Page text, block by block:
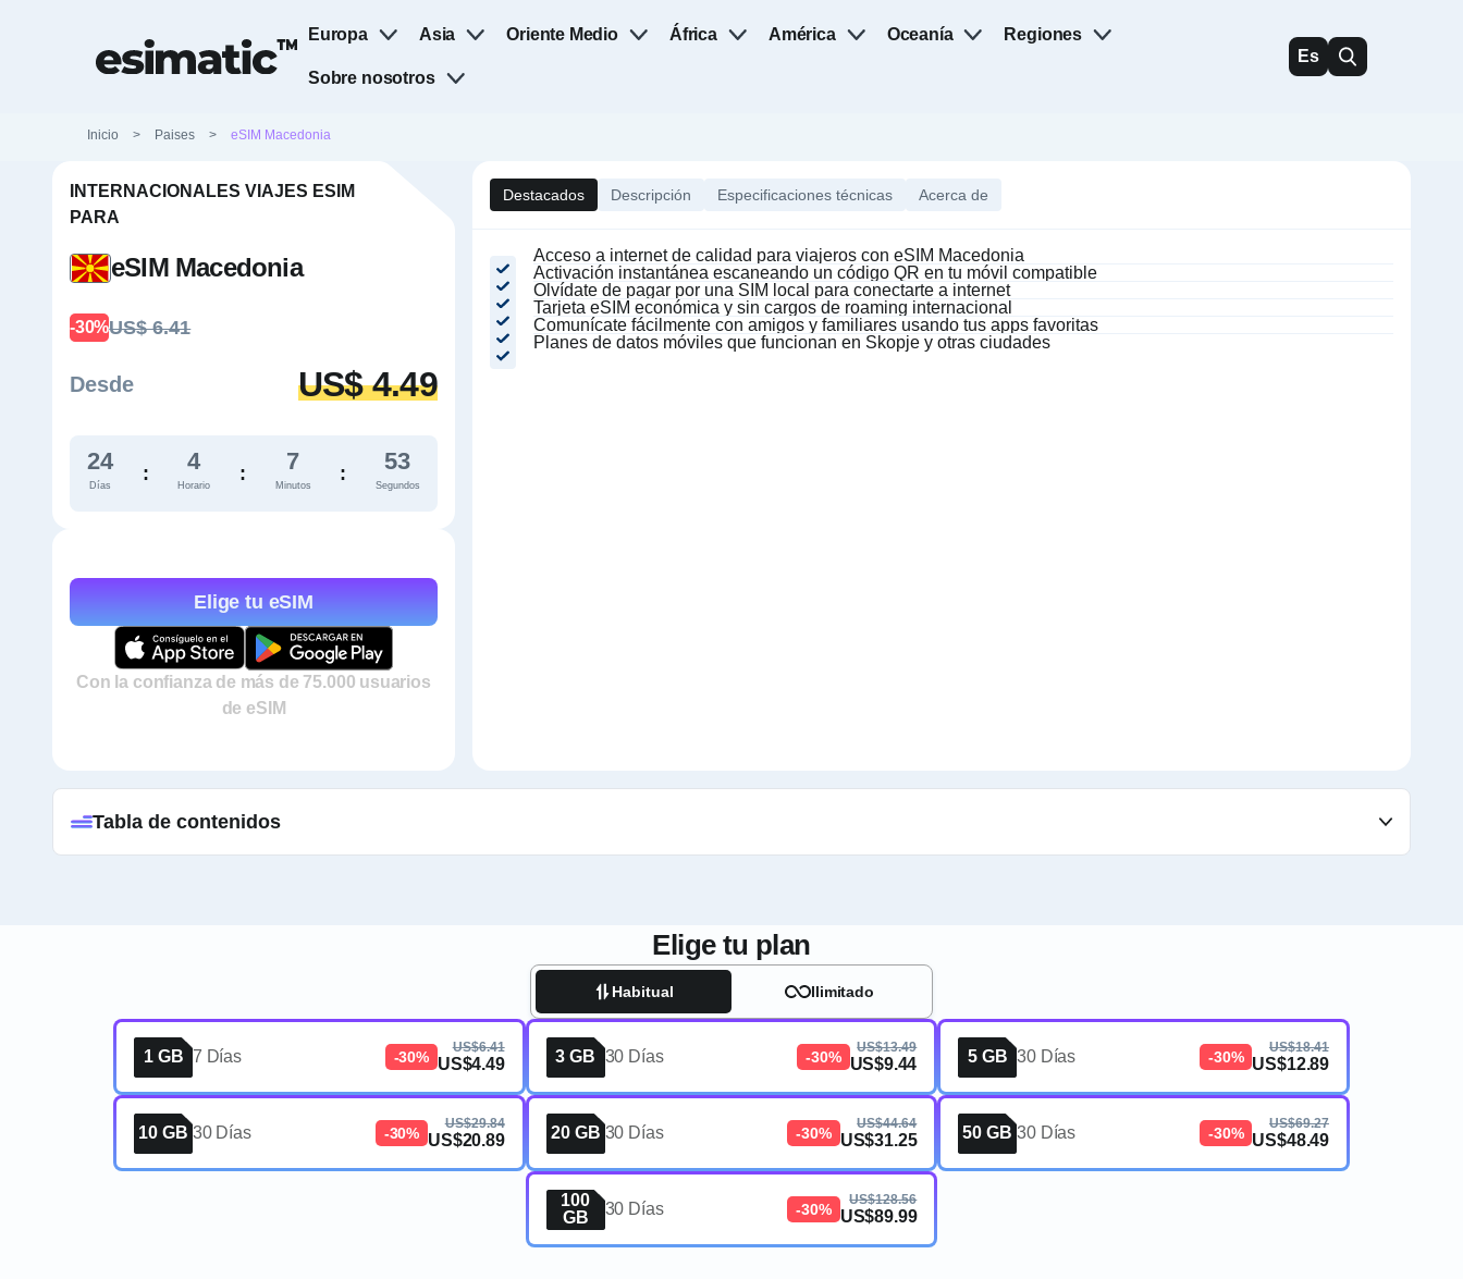
Europa Asia Oriente Medio África América Oceanía Regiones
Sobre nosotros
Es
Inicio > Paises > eSIM Macedonia
INTERNACIONALES VIAJES ESIM
PARA
eSIM Macedonia
-30%US$ 6.41
Desde US$ 4.49
24
Días
: 4
Horario
: 7
Minutos
: 52
Segundos
Elige tu eSIM
Con la confianza de más de 75.000 usuarios
de eSIM
Destacados Descripción Especificaciones técnicas Acerca de
Acceso a internet de calidad para viajeros con eSIM Macedonia
Activación instantánea escaneando un código QR en tu móvil compatible
Olvídate de pagar por una SIM local para conectarte a internet
Tarjeta eSIM económica y sin cargos de roaming internacional
Comunícate fácilmente con amigos y familiares usando tus apps favoritas
Planes de datos móviles que funcionan en Skopje y otras ciudades
Tabla de contenidos
Elige tu plan
Habitual Ilimitado
1 GB 7 Días -30%
US$6.41
US$4.49 3 GB 30 Días -30%
US$13.49
US$9.44 5 GB 30 Días -30%
US$18.41
US$12.89
10 GB 30 Días -30%
US$29.84
US$20.89 20 GB 30 Días -30%
US$44.64
US$31.25 50 GB 30 Días -30%
US$69.27
US$48.49
100
GB
30 Días -30%
US$128.56
US$89.99